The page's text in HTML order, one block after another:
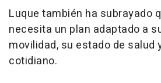
Luque también ha subrayado
necesita un plan adaptado a
movilidad, su estado de salud
cotidiano.